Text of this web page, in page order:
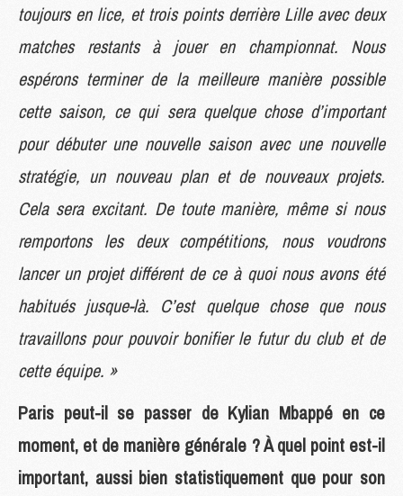
toujours en lice, et trois points derrière Lille avec deux
matches restants à jouer en championnat. Nous
espérons terminer de la meilleure manière possible
cette saison, ce qui sera quelque chose d’important
pour débuter une nouvelle saison avec une nouvelle
stratégie, un nouveau plan et de nouveaux projets.
Cela sera excitant. De toute manière, même si nous
remportons les deux compétitions, nous voudrons
lancer un projet différent de ce à quoi nous avons été
habitués jusque-là. C’est quelque chose que nous
travaillons pour pouvoir bonifier le futur du club et de
cette équipe. »
Paris peut-il se passer de Kylian Mbappé en ce
moment, et de manière générale ? À quel point est-il
important, aussi bien statistiquement que pour son